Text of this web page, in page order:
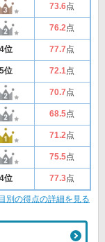
73.6点
76.2点
4位 77.7点
5位 72.1点
70.7点
68.5点
71.2点
75.5点
4位 77.3点
別の得点の詳細を見る